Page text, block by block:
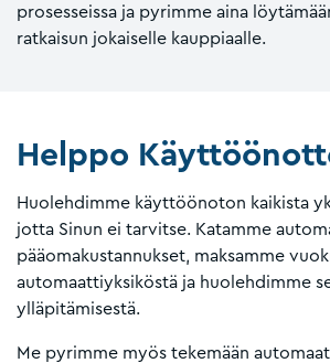
prosesseissa ja pyrimme aina
ratkaisun jokaiselle kauppiaalle.
Helppo
Huolehdimme käyttöönoton kaikista
jotta Sinun ei tarvitse. Katamme
pääomakustannukset, maksamme
automaattiyksiköstä ja huolehdimme
ylläpitämisestä.
Me pyrimme myös tekemään